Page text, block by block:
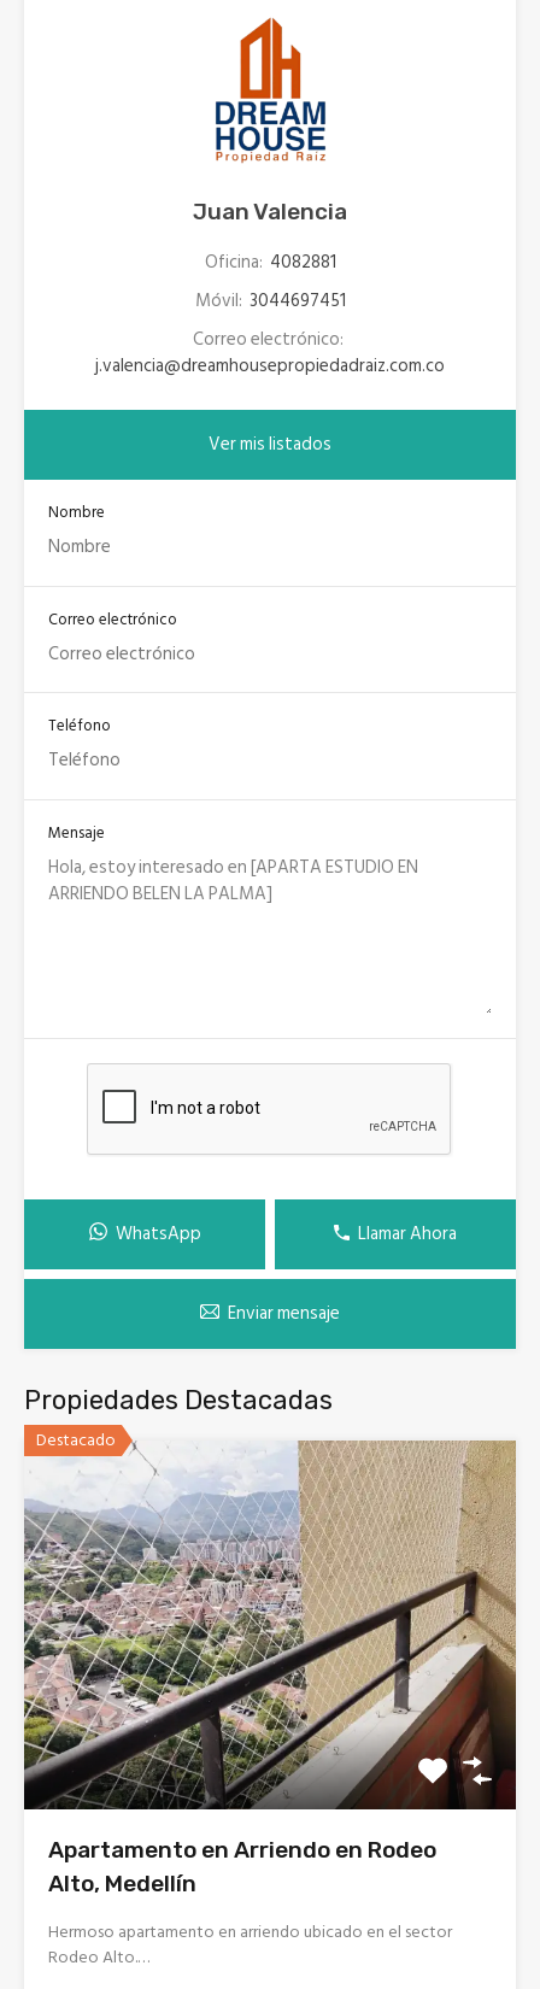
Juan Valencia
Oficina: 4082881
Móvil: 3044697451
Correo electrónico:
j.valencia@dreamhousepropiedadraiz.com.co
Ver mis listados
Nombre
Correo electrónico
Teléfono
Mensaje
WhatsApp Llamar Ahora
Enviar mensaje
Propiedades Destacadas
Destacado
Apartamento en Arriendo en Rodeo
Alto, Medellín
Hermoso apartamento en arriendo ubicado en el sector
Rodeo Alto.…